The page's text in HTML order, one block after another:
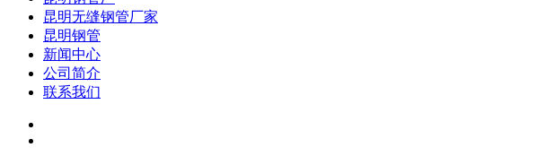
昆明无缝钢管厂家
昆明钢管
新闻中心
公司简介
联系我们